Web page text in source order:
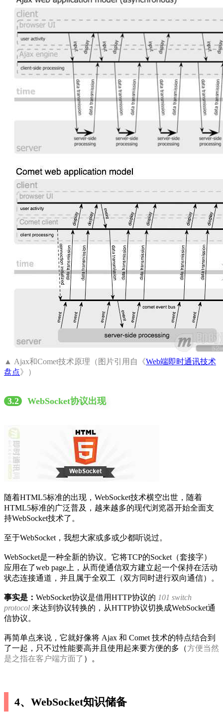
▲ Ajax和Comet技术原理（图片引用自《Web端即时通讯技术
盘点》）
3.2 WebSocket协议出现
随着HTML5标准的出现，WebSocket技术横空出世，随着
HTML5标准的广泛普及，越来越多的现代浏览器开始全面支
持WebSocket技术了。
至于WebSocket，我想大家或多或少都听说过。
WebSocket是一种全新的协议。它将TCP的Socket（套接字）
应用在了web page上，从而使通信双方建立起一个保持在活动
状态连接通道，并且属于全双工（双方同时进行双向通信）。
事实是： WebSocket协议是借用HTTP协议的 101 switch
protocol 来达到协议转换的，从HTTP协议切换成WebSocket通
信协议。
再简单点来说，它就好像将 Ajax 和 Comet 技术的特点结合到
了一起，只不过性能要高并且使用起来要方便的多（方便当然
是之指在客户端方面了 ）。
4、WebSocket知识储备